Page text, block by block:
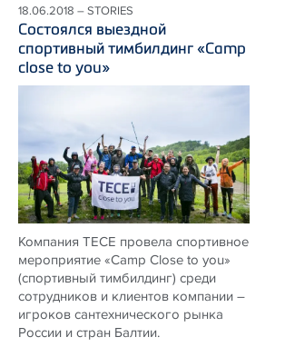
18.06.2018 – STORIES
Состоялся выездной
спортивный тимбилдинг «Camp
close to you»
Компания ТЕСЕ провела спортивное
мероприятие «Camp Close to you»
(спортивный тимбилдинг) среди
сотрудников и клиентов компании –
игроков сантехнического рынка
России и стран Балтии.